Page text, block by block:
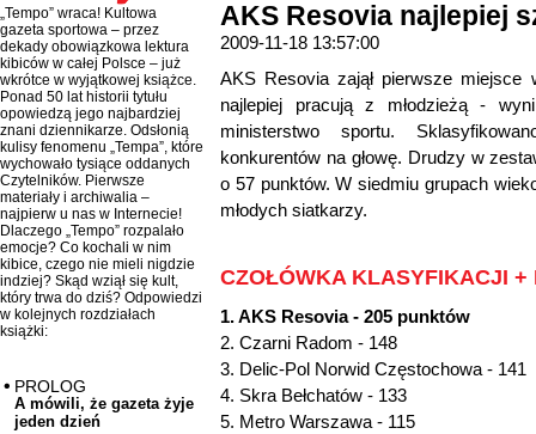
„Tempo” wraca! Kultowa
gazeta sportowa – przez
dekady obowiązkowa lektura
kibiców w całej Polsce – już
wkrótce w wyjątkowej książce.
Ponad 50 lat historii tytułu
opowiedzą jego najbardziej
znani dziennikarze. Odsłonią
kulisy fenomenu „Tempa”, które
wychowało tysiące oddanych
Czytelników. Pierwsze
materiały i archiwalia –
najpierw u nas w Internecie!
Dlaczego „Tempo” rozpalało
emocje? Co kochali w nim
kibice, czego nie mieli nigdzie
indziej? Skąd wziął się kult,
który trwa do dziś? Odpowiedzi
w kolejnych rozdziałach
książki:
PROLOG
A mówili, że gazeta żyje
jeden dzień
AKS Resovia najlepiej
2009-11-18 13:57:00
AKS Resovia zajął pierwsze
najlepiej pracują z młodzieżą -
ministerstwo sportu.
konkurentów na głowę. Drudzy w
o 57 punktów. W siedmiu grupach
młodych siatkarzy.
CZOŁÓWKA KLASYFIKACJI
1. AKS Resovia - 205 punktów
2. Czarni Radom - 148
3. Delic-Pol Norwid Częstochowa - 141
4. Skra Bełchatów - 133
5. Metro Warszawa - 115